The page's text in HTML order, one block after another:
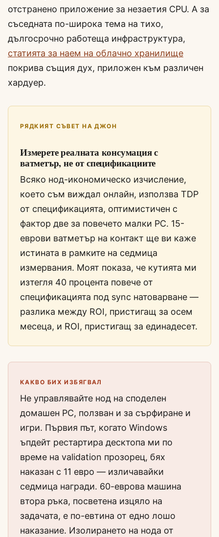
отстранено приложение за незаетия CPU. А за
съседната по-широка тема на тихо,
дългосрочно работеща инфраструктура,
статията за наем на облачно хранилище
покрива същия дух, приложен към различен
хардуер.
РЯДКИЯТ СЪВЕТ НА ДЖОН
Измерете реалната консумация с
ватметър, не от спецификациите
Всяко нод-икономическо изчисление,
което съм виждал онлайн, използва TDP
от спецификацията, оптимистичен с
фактор две за повечето малки PC. 15-
еврови ватметър на контакт ще ви каже
истината в рамките на седмица
измервания. Моят показа, че кутията ми
изтегля 40 процента повече от
спецификацията под sync натоварване —
разлика между ROI, пристигащ за осем
месеца, и ROI, пристигащ за единадесет.
КАКВО БИХ ИЗБЯГВАЛ
Не управлявайте нод на споделен
домашен PC, ползван и за сърфиране и
игри. Първия път, когато Windows
ъпдейт рестартира десктопа ми по
време на validation прозорец, бях
наказан с 11 евро — изличавайки
седмица награди. 60-еврова машина
втора ръка, посветена изцяло на
задачата, е по-евтина от едно лошо
наказание. Изолирането на нода от